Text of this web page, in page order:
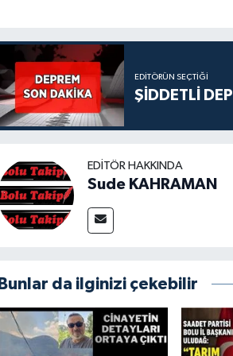
EDITÖRÜN SEÇTIĞI
ŞİDDETLİ
EDITÖR HAKKINDA
Sude KAHRAMAN
Bunlar da ilginizi çekebilir